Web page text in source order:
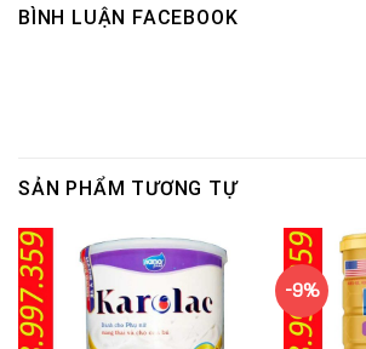
BÌNH LUẬN FACEBOOK
SẢN PHẨM TƯƠNG TỰ
-9%